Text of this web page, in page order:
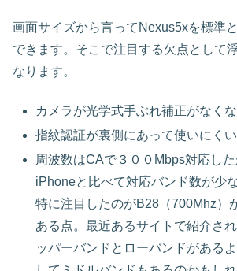
画面サイズから言ってNexus5xを標準
できます。そこで注目する欠点として
なります。
カメラが光学式手ぶれ補正がなくな
指紋認証が裏側にあって使いにくい
周波数はCAで３００Mbps対応し
iPhoneと比べて対応バンド数が少な
特に注目したのがB28（700Mhz）
ある点。最近あるサイトで紹介さ
ッパーバンドとローバンドがある